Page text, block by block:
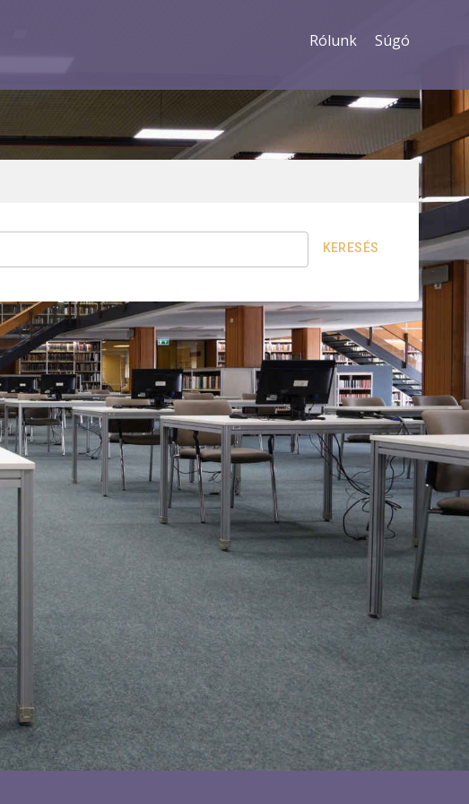
Rólunk Súgó
KERESÉS